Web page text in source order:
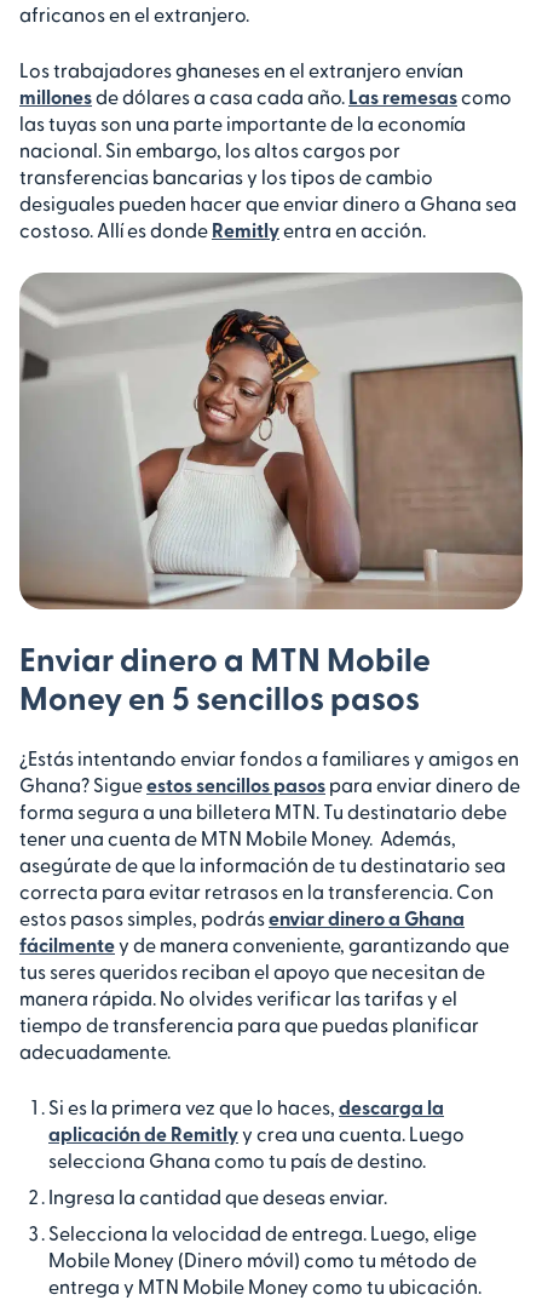
africanos en el extranjero.
Los trabajadores ghaneses en el extranjero envían
millonesde dólares a casa cada año. Las remesascomo
las tuyas son una parte importante de la economía
nacional. Sin embargo, los altos cargos por
transferencias bancarias y los tipos de cambio
desiguales pueden hacer que enviar dinero a Ghana sea
costoso. Allí es donde Remitlyentra en acción.
Enviar dinero a MTN Mobile
Money en 5 sencillos pasos
¿Estás intentando enviar fondos a familiares y amigos en
Ghana? Sigueestos sencillos pasos para enviar dinero de
forma segura a una billetera MTN. Tu destinatario debe
tener una cuenta de MTN Mobile Money. Además,
asegúrate de que la información de tu destinatario sea
correcta para evitar retrasos en la transferencia. Con
estos pasos simples, podrásenviar dinero a Ghana
fácilmentey de manera conveniente, garantizando que
tus seres queridos reciban el apoyo que necesitan de
manera rápida. No olvides verificar las tarifas y el
tiempo de transferencia para que puedas planificar
adecuadamente.
Si es la primera vez que lo haces, descarga la
aplicación de Remitlyy crea una cuenta. Luego
selecciona Ghana como tu país de destino.
Ingresa la cantidad que deseas enviar.
Selecciona la velocidad de entrega. Luego, elige
Mobile Money (Dinero móvil) como tu método de
entrega y MTN Mobile Money como tu ubicación.